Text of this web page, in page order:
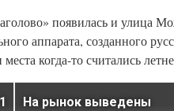
появилась и улица
аппарата, созданного
когда-то считались
На рынок выведены